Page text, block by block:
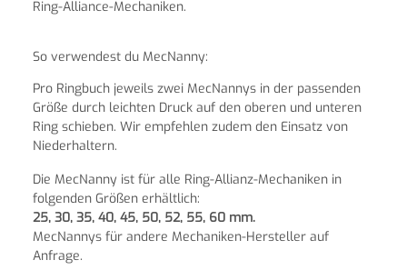
Ring-Alliance-Mechaniken.
So verwendest du MecNanny:
Pro Ringbuch jeweils zwei MecNannys in der passenden
Größe durch leichten Druck auf den oberen und unteren
Ring schieben. Wir empfehlen zudem den Einsatz von
Niederhaltern.
Die MecNanny ist für alle Ring-Allianz-Mechaniken in
folgenden Größen erhältlich:
25, 30, 35, 40, 45, 50, 52, 55, 60 mm.
MecNannys für andere Mechaniken-Hersteller auf
Anfrage.